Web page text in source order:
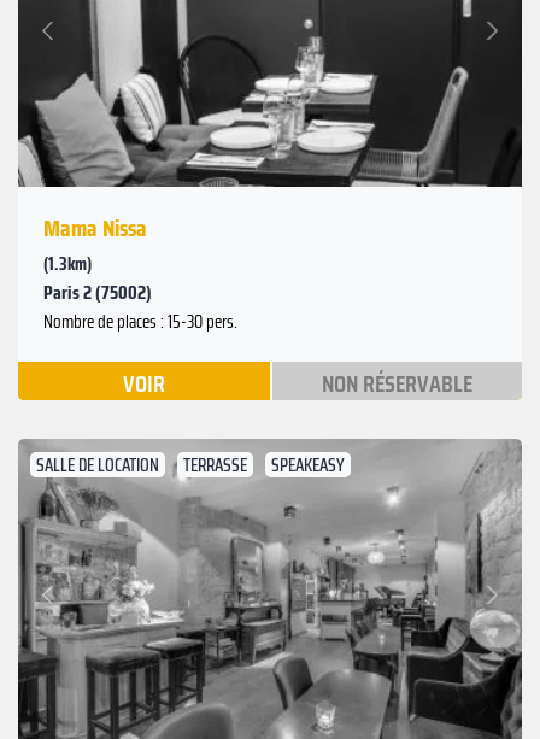
Précédent
Suivant
Mama Nissa
(1.3km)
Paris 2 (75002)
Nombre de places : 15-30 pers.
VOIR NON RÉSERVABLE
SALLE DE LOCATION TERRASSE SPEAKEASY
Précédent
Suivant